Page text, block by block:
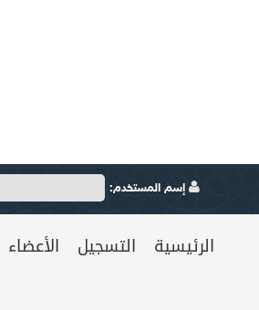
إسم المستخدم:
الرئيسية التسجيل الأعضاء